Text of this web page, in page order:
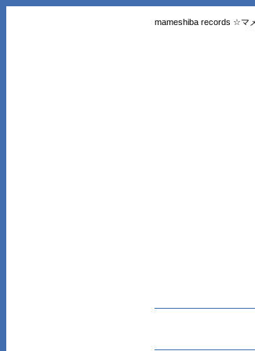
mameshiba records ☆マ